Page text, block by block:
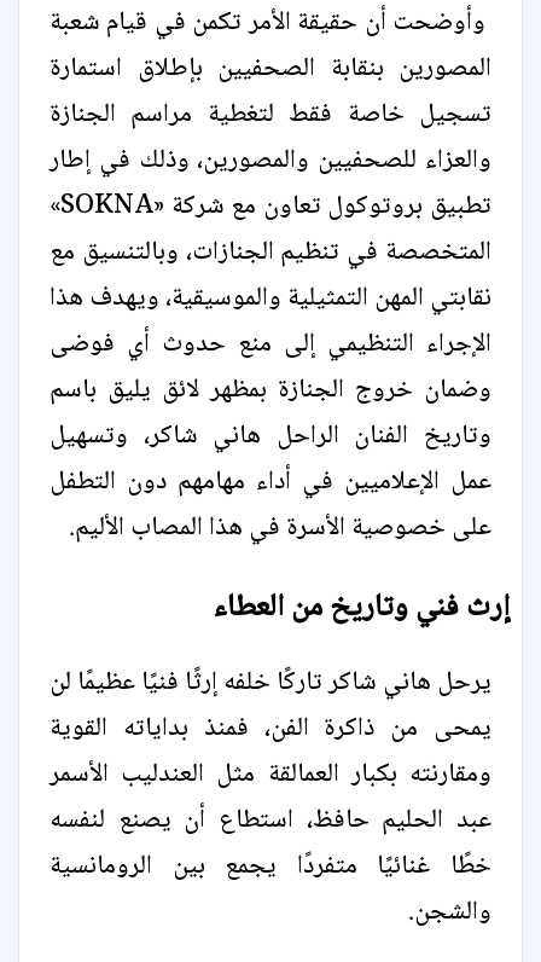
وأوضحت أن حقيقة الأمر تكمن في قيام شعبة
المصورين بنقابة الصحفيين بإطلاق استمارة
تسجيل خاصة فقط لتغطية مراسم الجنازة
والعزاء للصحفيين والمصورين، وذلك في إطار
تطبيق بروتوكول تعاون مع شركة «SOKNA»
المتخصصة في تنظيم الجنازات، وبالتنسيق مع
نقابتي المهن التمثيلية والموسيقية، ويهدف هذا
الإجراء التنظيمي إلى منع حدوث أي فوضى
وضمان خروج الجنازة بمظهر لائق يليق باسم
وتاريخ الفنان الراحل هاني شاكر، وتسهيل
عمل الإعلاميين في أداء مهامهم دون التطفل
على خصوصية الأسرة في هذا المصاب الأليم.
إرث فني وتاريخ من العطاء
يرحل هاني شاكر تاركًا خلفه إرثًا فنيًا عظيمًا لن
يمحى من ذاكرة الفن، فمنذ بداياته القوية
ومقارنته بكبار العمالقة مثل العندليب الأسمر
عبد الحليم حافظ، استطاع أن يصنع لنفسه
خطًا غنائيًا متفردًا يجمع بين الرومانسية
والشجن.